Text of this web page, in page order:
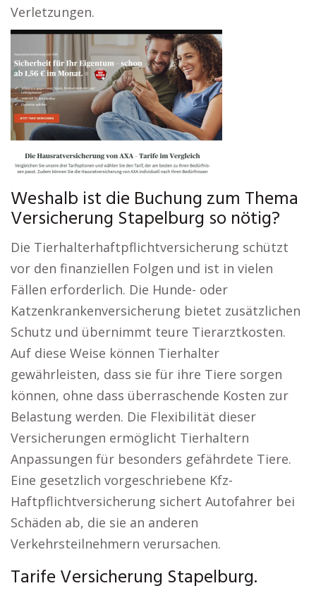
Verletzungen.
Weshalb ist die Buchung zum Thema
Versicherung Stapelburg so nötig?
Die Tierhalterhaftpflichtversicherung schützt
vor den finanziellen Folgen und ist in vielen
Fällen erforderlich. Die Hunde- oder
Katzenkrankenversicherung bietet zusätzlichen
Schutz und übernimmt teure Tierarztkosten.
Auf diese Weise können Tierhalter
gewährleisten, dass sie für ihre Tiere sorgen
können, ohne dass überraschende Kosten zur
Belastung werden. Die Flexibilität dieser
Versicherungen ermöglicht Tierhaltern
Anpassungen für besonders gefährdete Tiere.
Eine gesetzlich vorgeschriebene Kfz-
Haftpflichtversicherung sichert Autofahrer bei
Schäden ab, die sie an anderen
Verkehrsteilnehmern verursachen.
Tarife Versicherung Stapelburg.